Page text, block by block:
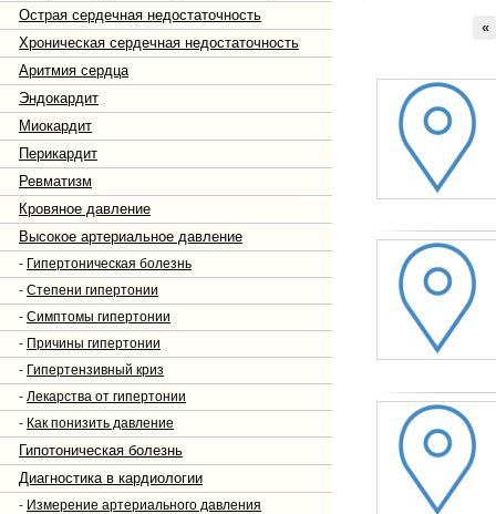
Острая сердечная недостаточность
Хроническая сердечная недостаточность
Аритмия сердца
Эндокардит
Миокардит
Перикардит
Ревматизм
Кровяное давление
Высокое артериальное давление
- Гипертоническая болезнь
- Степени гипертонии
- Симптомы гипертонии
- Причины гипертонии
- Гипертензивный криз
- Лекарства от гипертонии
- Как понизить давление
Гипотоническая болезнь
Диагностика в кардиологии
- Измерение артериального давления
«